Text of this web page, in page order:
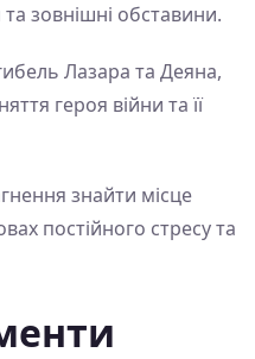
зовнішні обставини.
Лазара та Деяна,
героя війни та її
знайти місце
постійного стресу та